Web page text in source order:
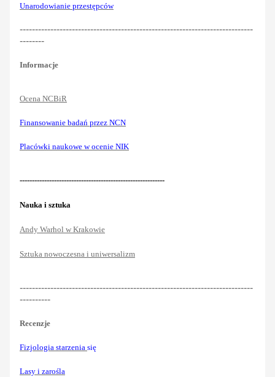
Unarodowianie przestępców
----------------------------------------------------------------------------
--------
Informacje
Ocena NCBiR
Finansowanie badań przez NCN
Placówki naukowe w ocenie NIK
-----------------------------------------------------------
Nauka i sztuka
Andy Warhol w Krakowie
Sztuka nowoczesna i uniwersalizm
----------------------------------------------------------------------------
----------
Recenzje
Fizjologia starzenia się
Lasy i zarośla